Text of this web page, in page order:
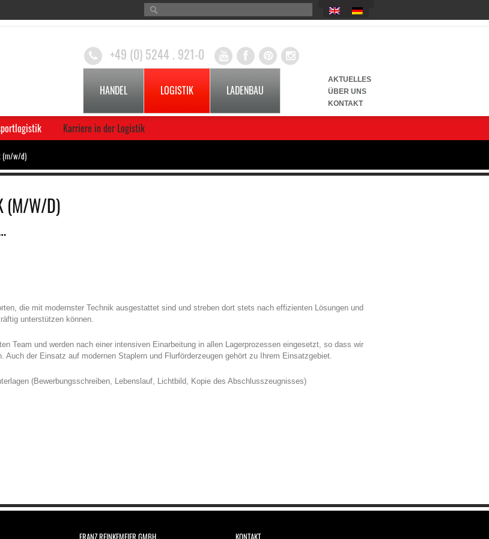
+49 (0) 5244 . 921-0
HANDEL LOGISTIK LADENBAU
AKTUELLES
ÜBER UNS
KONTAKT
Karriere in der Logistik
(m/w/d)
(M/W/D)
die mit modernster Technik ausgestattet sind und streben dort stets nach effizienten Lösungen und
unterstützen können.
Team und werden nach einer intensiven Einarbeitung in allen Lagerprozessen eingesetzt, so dass wir
Auch der Einsatz auf modernen Staplern und Flurförderzeugen gehört zu Ihrem Einsatzgebiet.
(Bewerbungsschreiben, Lebenslauf, Lichtbild, Kopie des Abschlusszeugnisses)
FRANZ REINKEMEIER GMBH KONTAKT